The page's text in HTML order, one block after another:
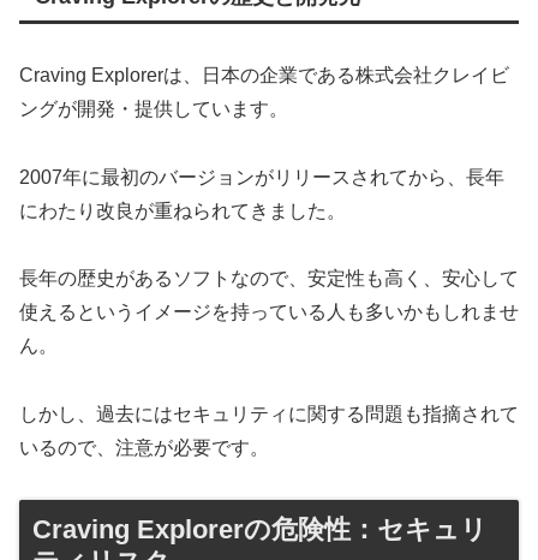
Craving Explorerは、日本の企業である株式会社クレイビ
ングが開発・提供しています。
2007年に最初のバージョンがリリースされてから、長年
にわたり改良が重ねられてきました。
長年の歴史があるソフトなので、安定性も高く、安心して
使えるというイメージを持っている人も多いかもしれませ
ん。
しかし、過去にはセキュリティに関する問題も指摘されて
いるので、注意が必要です。
Craving Explorerの危険性：セキュリ